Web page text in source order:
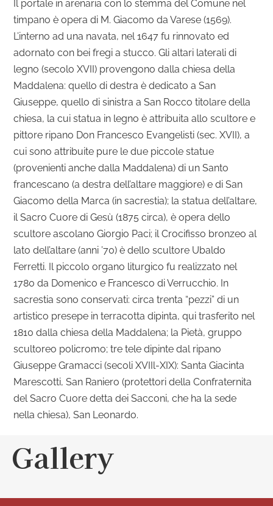
Il portale in arenaria con lo stemma del Comune nel
timpano è opera di M. Giacomo da Varese (1569).
L’interno ad una navata, nel 1647 fu rinnovato ed
adornato con bei fregi a stucco. Gli altari laterali di
legno (secolo XVII) provengono dalla chiesa della
Maddalena: quello di destra è dedicato a San
Giuseppe, quello di sinistra a San Rocco titolare della
chiesa, la cui statua in legno è attribuita allo scultore e
pittore ripano Don Francesco Evangelisti (sec. XVII), a
cui sono attribuite pure le due piccole statue
(provenienti anche dalla Maddalena) di un Santo
francescano (a destra dell’altare maggiore) e di San
Giacomo della Marca (in sacrestia); la statua dell’altare,
il Sacro Cuore di Gesù (1875 circa), è opera dello
scultore ascolano Giorgio Paci; il Crocifisso bronzeo al
lato dell’altare (anni ’70) è dello scultore Ubaldo
Ferretti. Il piccolo organo liturgico fu realizzato nel
1780 da Domenico e Francesco di Verrucchio. In
sacrestia sono conservati: circa trenta “pezzi” di un
artistico presepe in terracotta dipinta, qui trasferito nel
1810 dalla chiesa della Maddalena; la Pietà, gruppo
scultoreo policromo; tre tele dipinte dal ripano
Giuseppe Gramacci (secoli XVIIl-XIX): Santa Giacinta
Marescotti, San Raniero (protettori della Confraternita
del Sacro Cuore detta dei Sacconi, che ha la sede
nella chiesa), San Leonardo.
Gallery